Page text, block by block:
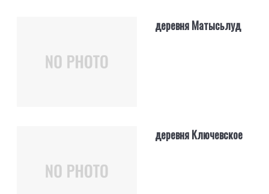
деревня Матысьлуд
деревня Ключевское